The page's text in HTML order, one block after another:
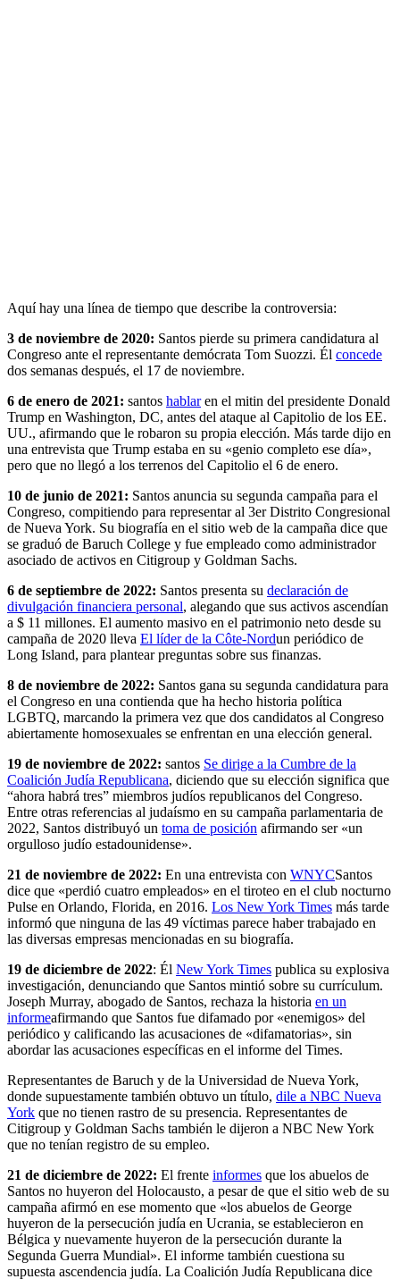
Aquí hay una línea de tiempo que describe la controversia:
3 de noviembre de 2020: Santos pierde su primera candidatura al
Congreso ante el representante demócrata Tom Suozzi. Él concede
dos semanas después, el 17 de noviembre.
6 de enero de 2021: santos hablaren el mitin del presidente Donald
Trump en Washington, DC, antes del ataque al Capitolio de los EE.
UU., afirmando que le robaron su propia elección. Más tarde dijo en
una entrevista que Trump estaba en su «genio completo ese día»,
pero que no llegó a los terrenos del Capitolio el 6 de enero.
10 de junio de 2021: Santos anuncia su segunda campaña para el
Congreso, compitiendo para representar al 3er Distrito Congresional
de Nueva York. Su biografía en el sitio web de la campaña dice que
se graduó de Baruch College y fue empleado como administrador
asociado de activos en Citigroup y Goldman Sachs.
6 de septiembre de 2022: Santos presenta su declaración de
divulgación financiera personal, alegando que sus activos ascendían
a $ 11 millones. El aumento masivo en el patrimonio neto desde su
campaña de 2020 lleva El líder de la Côte-Nordun periódico de
Long Island, para plantear preguntas sobre sus finanzas.
8 de noviembre de 2022: Santos gana su segunda candidatura para
el Congreso en una contienda que ha hecho historia política
LGBTQ, marcando la primera vez que dos candidatos al Congreso
abiertamente homosexuales se enfrentan en una elección general.
19 de noviembre de 2022: santos Se dirige a la Cumbre de la
Coalición Judía Republicana, diciendo que su elección significa que
“ahora habrá tres” miembros judíos republicanos del Congreso.
Entre otras referencias al judaísmo en su campaña parlamentaria de
2022, Santos distribuyó un toma de posición afirmando ser «un
orgulloso judío estadounidense».
21 de noviembre de 2022: En una entrevista con WNYCSantos
dice que «perdió cuatro empleados» en el tiroteo en el club nocturno
Pulse en Orlando, Florida, en 2016. Los New York Times más tarde
informó que ninguna de las 49 víctimas parece haber trabajado en
las diversas empresas mencionadas en su biografía.
19 de diciembre de 2022: Él New York Times publica su explosiva
investigación, denunciando que Santos mintió sobre su currículum.
Joseph Murray, abogado de Santos, rechaza la historia en un
informeafirmando que Santos fue difamado por «enemigos» del
periódico y calificando las acusaciones de «difamatorias», sin
abordar las acusaciones específicas en el informe del Times.
Representantes de Baruch y de la Universidad de Nueva York,
donde supuestamente también obtuvo un título, dile a NBC Nueva
York que no tienen rastro de su presencia. Representantes de
Citigroup y Goldman Sachs también le dijeron a NBC New York
que no tenían registro de su empleo.
21 de diciembre de 2022: El frente informes que los abuelos de
Santos no huyeron del Holocausto, a pesar de que el sitio web de su
campaña afirmó en ese momento que «los abuelos de George
huyeron de la persecución judía en Ucrania, se establecieron en
Bélgica y nuevamente huyeron de la persecución durante la
Segunda Guerra Mundial». El informe también cuestiona su
supuesta ascendencia judía. La Coalición Judía Republicana dice